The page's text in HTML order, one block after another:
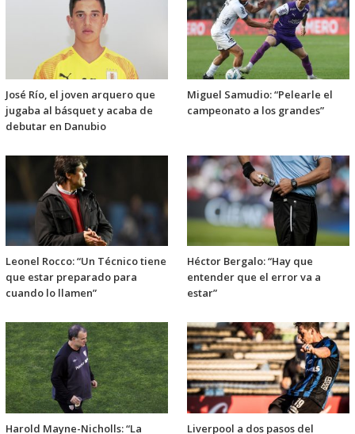
José Río, el joven arquero que
jugaba al básquet y acaba de
debutar en Danubio
Miguel Samudio: “Pelearle el
campeonato a los grandes”
Leonel Rocco: “Un Técnico tiene
que estar preparado para
cuando lo llamen”
Héctor Bergalo: “Hay que
entender que el error va a
estar”
Harold Mayne-Nicholls: “La Liverpool a dos pasos del